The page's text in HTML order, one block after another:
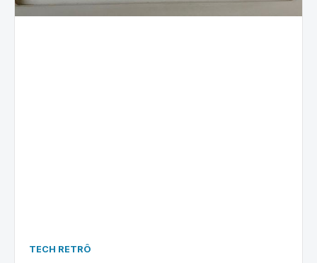
TECH RETRÔ